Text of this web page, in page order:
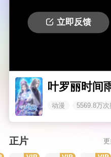
立即反馈
叶罗丽时间
动漫 5569.8万次
正片